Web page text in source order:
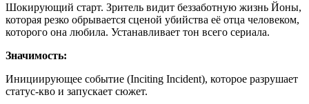
Шокирующий старт. Зритель видит беззаботную жизнь Йоны,
которая резко обрывается сценой убийства её отца человеком,
которого она любила. Устанавливает тон всего сериала.
Значимость:
Инициирующее событие (Inciting Incident), которое разрушает
статус-кво и запускает сюжет.